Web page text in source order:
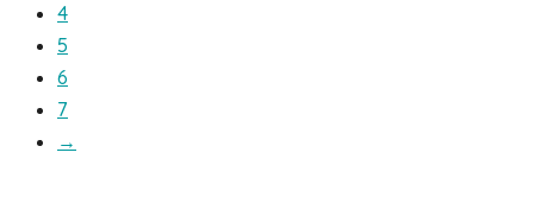
4
5
6
7
→